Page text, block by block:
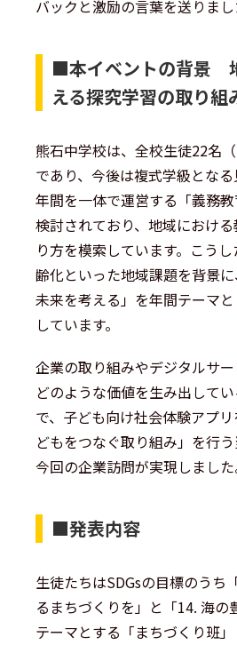
バックと激励の言葉を送りまし
■本イベントの背景
える探究学習の取り組
熊石中学校は、全校生徒22名（
であり、今後は複式学級とな
年間を一体で運営する「義務
検討されており、地域におけ
り方を模索しています。こう
齢化といった地域課題を背景
未来を考える」を年間テーマ
しています。
企業の取り組みやデジタルサ
どのような価値を生み出して
で、子ども向け社会体験アプ
どもをつなぐ取り組み」を行う
今回の企業訪問が実現しました
■発表内容
生徒たちはSDGsの目標のうち
るまちづくりを」と「14. 海の
テーマとする「まちづくり班